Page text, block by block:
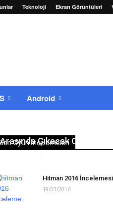
Teknoloji Ekran Görüntüleri
Android
Oyun İncelemeleri
Arasında Çıkacak Oyunlar
-
Hitman 2016 İncelemesi
19/03/2016